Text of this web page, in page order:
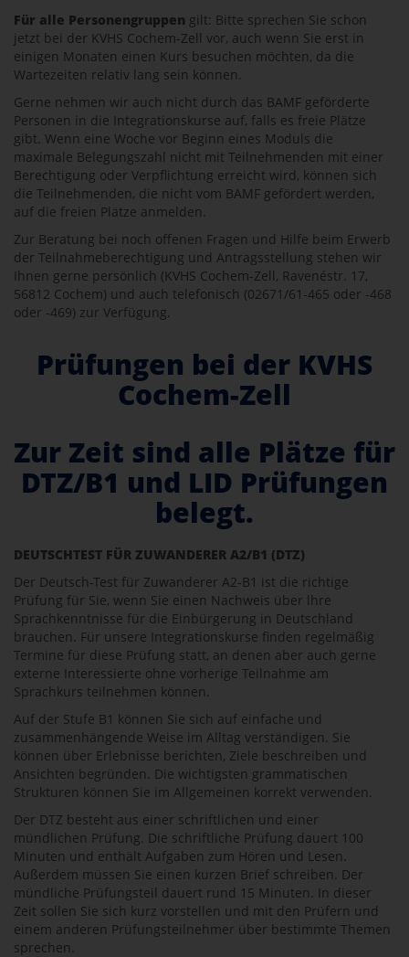
Für alle Personengruppen gilt: Bitte sprechen Sie schon
jetzt bei der KVHS Cochem-Zell vor, auch wenn Sie erst in
einigen Monaten einen Kurs besuchen möchten, da die
Wartezeiten relativ lang sein können.
Gerne nehmen wir auch nicht durch das BAMF geförderte
Personen in die Integrationskurse auf, falls es freie Plätze
gibt. Wenn eine Woche vor Beginn eines Moduls die
maximale Belegungszahl nicht mit Teilnehmenden mit einer
Berechtigung oder Verpflichtung erreicht wird, können sich
die Teilnehmenden, die nicht vom BAMF gefördert werden,
auf die freien Plätze anmelden.
Zur Beratung bei noch offenen Fragen und Hilfe beim Erwerb
der Teilnahmeberechtigung und Antragsstellung stehen wir
Ihnen gerne persönlich (KVHS Cochem-Zell, Ravenéstr. 17,
56812 Cochem) und auch telefonisch (02671/61-465 oder -468
oder -469) zur Verfügung.
Prüfungen bei der KVHS
Cochem-Zell
Zur Zeit sind alle Plätze für
DTZ/B1 und LID Prüfungen
belegt.
DEUTSCHTEST FÜR ZUWANDERER A2/B1 (DTZ)
Der Deutsch-Test für Zuwanderer A2-B1 ist die richtige
Prüfung für Sie, wenn Sie einen Nachweis über lhre
Sprachkenntnisse für die Einbürgerung in Deutschland
brauchen. Für unsere Integrationskurse finden regelmäßig
Termine für diese Prüfung statt, an denen aber auch gerne
externe Interessierte ohne vorherige Teilnahme am
Sprachkurs teilnehmen können.
Auf der Stufe B1 können Sie sich auf einfache und
zusammenhängende Weise im Alltag verständigen. Sie
können über Erlebnisse berichten, Ziele beschreiben und
Ansichten begründen. Die wichtigsten grammatischen
Strukturen können Sie im Allgemeinen korrekt verwenden.
Der DTZ besteht aus einer schriftlichen und einer
mündlichen Prüfung. Die schriftliche Prüfung dauert 100
Minuten und enthält Aufgaben zum Hören und Lesen.
Außerdem müssen Sie einen kurzen Brief schreiben. Der
mündliche Prüfungsteil dauert rund 15 Minuten. In dieser
Zeit sollen Sie sich kurz vorstellen und mit den Prüfern und
einem anderen Prüfungsteilnehmer über bestimmte Themen
sprechen.